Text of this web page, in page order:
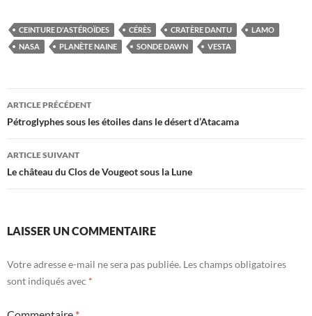
CEINTURE D'ASTÉROÏDES CÉRÈS CRATÈRE DANTU
LAMO
NASA
PLANÈTE NAINE SONDE DAWN VESTA
Navigation
des
articles
ARTICLE PRÉCÉDENT
Pétroglyphes sous les étoiles dans le désert d’Atacama
ARTICLE SUIVANT
Le château du Clos de Vougeot sous la Lune
LAISSER UN COMMENTAIRE
Votre adresse e-mail ne sera pas publiée. Les champs obligatoires
sont indiqués avec *